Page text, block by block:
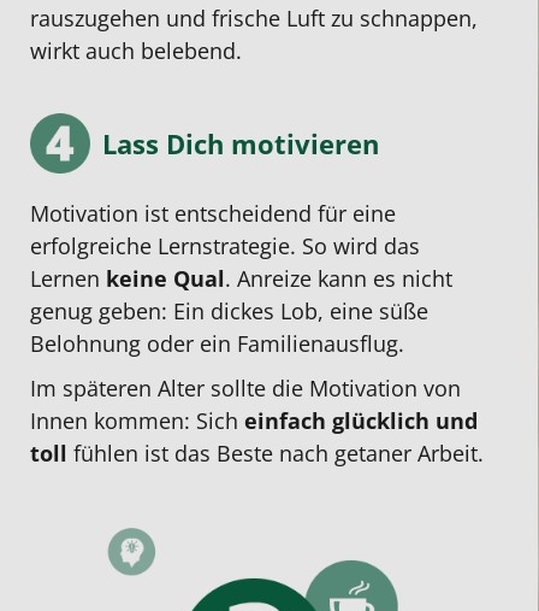
rauszugehen und frische Luft zu schnappen,
wirkt auch belebend.
Lass Dich motivieren
Motivation ist entscheidend für eine
erfolgreiche Lernstrategie. So wird das
Lernen keine Qual. Anreize kann es nicht
genug geben: Ein dickes Lob, eine süße
Belohnung oder ein Familienausflug.
Im späteren Alter sollte die Motivation von
Innen kommen: Sich einfach glücklich und
toll fühlen ist das Beste nach getaner Arbeit.